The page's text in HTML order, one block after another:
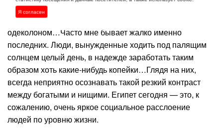
незамысловатых детских игрушек или увядших
цветочных букетиков опрысканных дешёвым
одеколоном…Часто мне бывает жалко именно
последних. Люди, вынужденные ходить под палящим
солнцем целый день, в надежде заработать таким
образом хоть какие-нибудь копейки…Глядя на них,
всегда неприятно осознавать такой резкий контраст
между богатыми и нищими. Египет сегодня — это, к
сожалению, очень яркое социальное расслоение
людей по уровню жизни.
Я согласен